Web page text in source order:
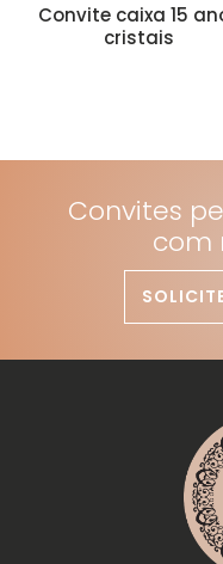
Convite caixa 15
cristais
Convites
com